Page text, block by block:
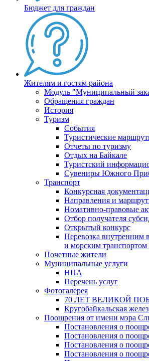
Бюджет для граждан
Жителям и гостям района
Модуль "Муниципальный
Обращения граждан
История
Туризм
События
Туристические
Отчеты по туризму
Отдых на Байкале
Туристский
Сувениры Южного
Транспорт
Конкурсная
Направления и
Номативно-правовые
Отбор получателя
Открытый конкурс
Перевозка внутренним
и морским транспортом
Почетные жители
Муниципальные услуги
НПА
Перечень услуг
Фотогалерея
70 ЛЕТ ВЕЛИКОЙ
Кругобайкальская
Поощрения от имени мэра
Постановления о
Постановления о
Постановления о
Постановления о